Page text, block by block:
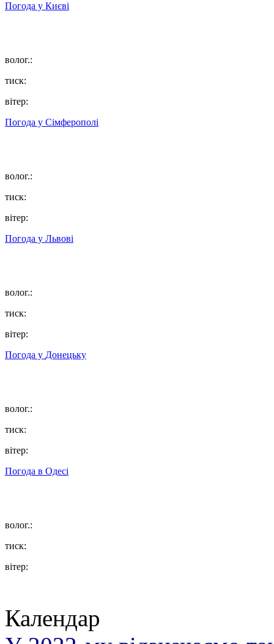
Погода у Києві
волог.:
тиск:
вітер:
Погода у Сімферополі
волог.:
тиск:
вітер:
Погода у Львові
волог.:
тиск:
вітер:
Погода у Донецьку
волог.:
тиск:
вітер:
Погода в Одесі
волог.:
тиск:
вітер:
Календар